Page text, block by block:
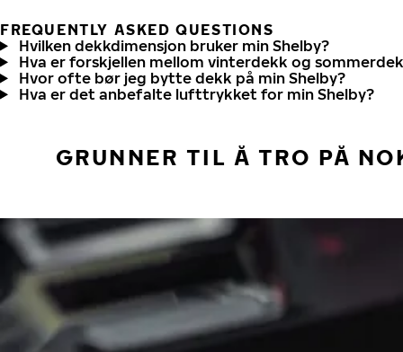
FREQUENTLY ASKED QUESTIONS
Hvilken dekkdimensjon bruker min Shelby?
Hva er forskjellen mellom vinterdekk og
Hvor ofte bør jeg bytte dekk på min Shelby?
Hva er det anbefalte lufttrykket for min Shelby?
GRUNNER TIL Å TRO PÅ